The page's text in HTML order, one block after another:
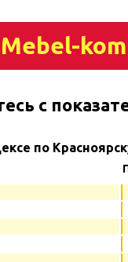
Mebel-
с
по